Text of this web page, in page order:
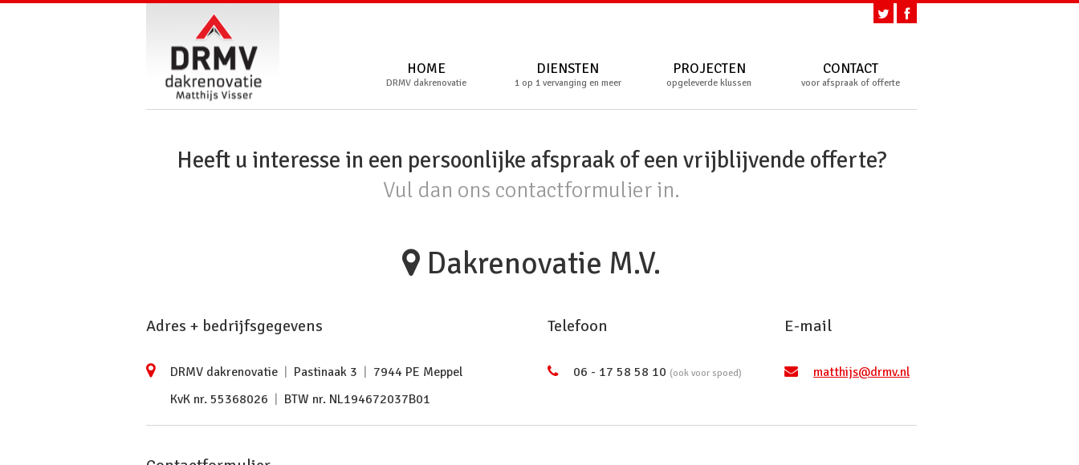
HOME
DRMV dakrenovatie
DIENSTEN
1 op 1 vervanging en meer
PROJECTEN
opgeleverde klussen
CONTACT
voor afspraak of offerte
Heeft u interesse in een persoonlijke afspraak of een vrijblijvende offerte?
Vul dan ons contactformulier in.
Dakrenovatie M.V.
Adres + bedrijfsgegevens
DRMV dakrenovatie Pastinaak 3
7944 PE Meppel
KvK nr. 55368026
BTW nr. NL194672037B01
Telefoon
06 - 17 58 58 10 (ook voor spoed)
E-mail
matthijs@drmv.nl